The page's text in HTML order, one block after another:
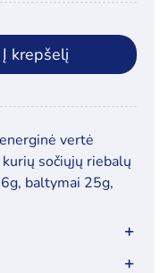
Į krepšelį
vertė
sočiųjų riebalų
baltymai 25g,